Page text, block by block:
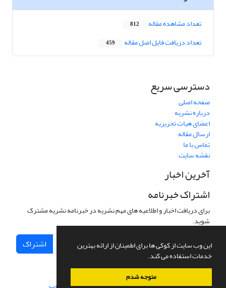
این وب سایت از کوکی ها برای اطمینان از ارائه بهترین
خدمات استفاده می کند.
متوجه شدم
تعداد مشاهده مقاله 812
تعداد دریافت فایل اصل مقاله 459
دسترسی سریع
صفحه اصلی
درباره نشریه
اعضای هیات تحریریه
ارسال مقاله
تماس با ما
نقشه سایت
آخرین اخبار
اشتراک خبرنامه
برای دریافت اخبار و اطلاعیه های مهم نشریه در خبرنامه نشریه مشترک
شوید.
اشتراک